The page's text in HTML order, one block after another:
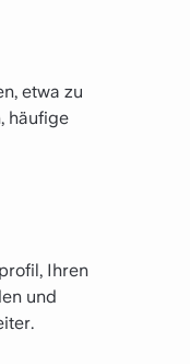
etwa zu
häufige
Ihren
und